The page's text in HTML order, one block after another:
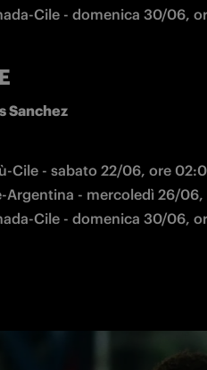
Cile - domenica 30/06,
Sanchez
Cile - sabato 22/06, ore
Argentina - mercoledì 26/
Cile - domenica 30/06,